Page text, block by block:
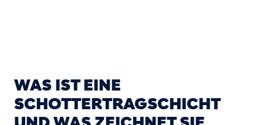
WAS IST EINE
SCHOTTERTRAGSCHICHT